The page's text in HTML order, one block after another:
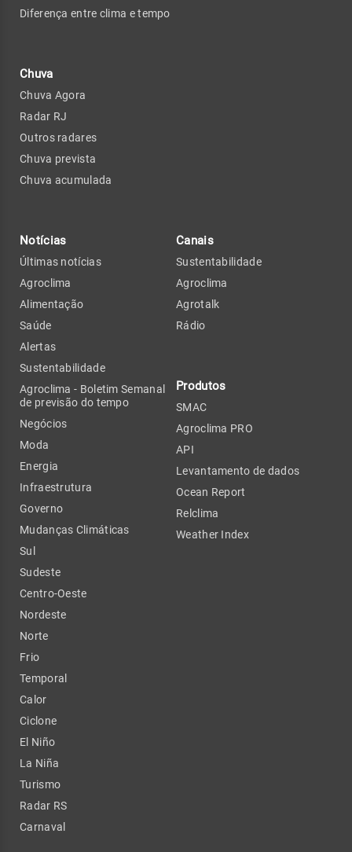
Diferença entre clima e tempo
Chuva
Chuva Agora
Radar RJ
Outros radares
Chuva prevista
Chuva acumulada
Notícias
Últimas notícias
Agroclima
Alimentação
Saúde
Alertas
Sustentabilidade
Agroclima - Boletim Semanal
de previsão do tempo
Negócios
Moda
Energia
Infraestrutura
Governo
Mudanças Climáticas
Sul
Sudeste
Centro-Oeste
Nordeste
Norte
Frio
Temporal
Calor
Ciclone
El Niño
La Niña
Turismo
Radar RS
Carnaval
Canais
Sustentabilidade
Agroclima
Agrotalk
Rádio
Produtos
SMAC
Agroclima PRO
API
Levantamento de dados
Ocean Report
Relclima
Weather Index